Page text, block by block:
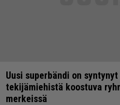
Uusi superbändi on
tekijämiehistä koostuva
merkeissä